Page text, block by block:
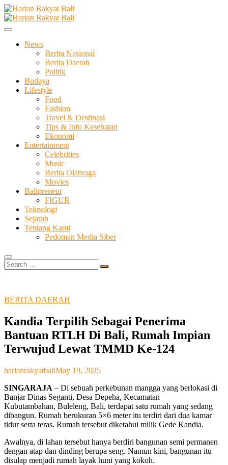
Skip
to
content
Harian Rakyat Bali
Membangun Semangat Kehidupan dan Berbangsa
News
Berita Nasional
Berita Daerah
Politik
Budaya
Lifestyle
Food
Fashion
Travel & Destinasi
Tips & Info Kesehatan
Ekonomi
Entertainment
Celebrities
Music
Berita Olahraga
Movies
Balipreneur
FIGUR
Teknologi
Sejarah
Tentang Kami
Pedoman Media Siber
Search
…
BERITA DAERAH
Kandia Terpilih Sebagai Penerima
Bantuan RTLH Di Bali, Rumah Impian
Terwujud Lewat TMMD Ke-124
harianrakyatbaliMay 19, 2025
SINGARAJA – Di sebuah perkebunan mangga yang berlokasi di
Banjar Dinas Seganti, Desa Depeha, Kecamatan
Kubutambahan, Buleleng, Bali, terdapat satu rumah yang sedang
dibangun. Rumah berukuran 5×6 meter itu terdiri dari dua kamar
tidur serta teras. Rumah tersebut diketahui milik Gede Kandia.
Awalnya, di lahan tersebut hanya berdiri bangunan semi permanen
dengan atap dan dinding berupa seng. Namun kini, bangunan itu
disulap menjadi rumah layak huni yang kokoh.